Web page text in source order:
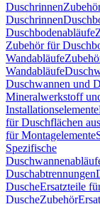
Duschrinnen
Duschrinnen
Duschbodenabläufe
Zubehör für
Wandabläufe
Wandabläufe
Duschwannen und
Mineralwerkstoff
Installationselemente
für Duschflächen
für Montagelemente
Spezifische
Duschabtrennungen
DuscheErsatzteile
DuscheZubehör